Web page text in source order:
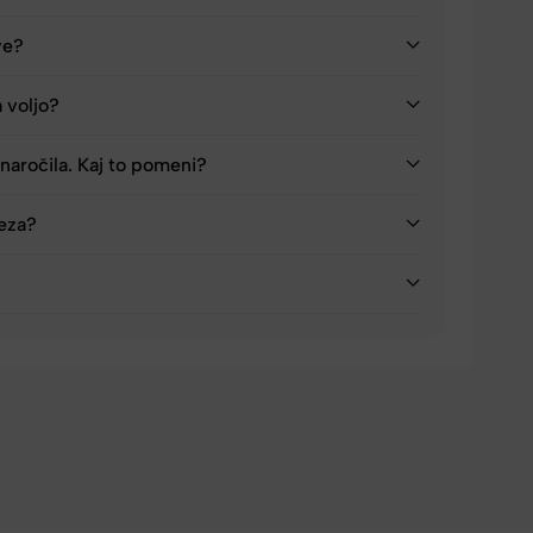
voljo?
Kaj to pomeni?